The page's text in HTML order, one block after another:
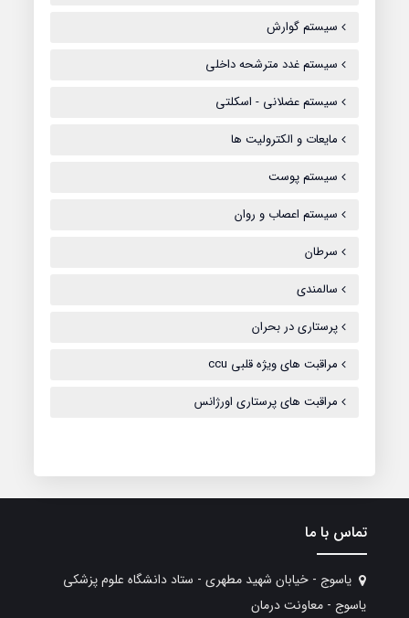
سیستم گوارش
سیستم غدد مترشحه داخلی
سیستم عضلانی - اسکلتی
مایعات و الکترولیت ها
سیستم پوست
سیستم اعصاب و روان
سرطان
سالمندی
پرستاری در بحران
مراقبت های ویژه قلبی ccu
مراقبت های پرستاری اورژانس
تماس با ما
یاسوج - خیابان شهید مطهری - ستاد دانشگاه علوم پزشکی
یاسوج - معاونت درمان